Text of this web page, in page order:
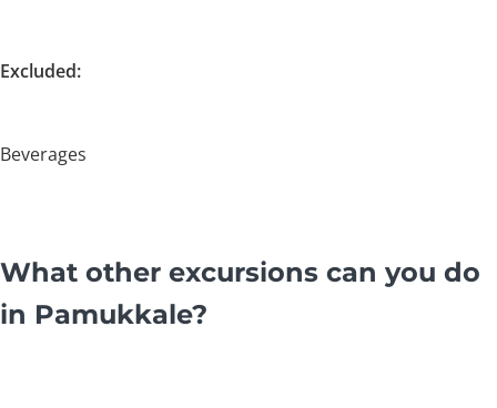
Excluded:
Beverages
What other excursions can you do
in Pamukkale?